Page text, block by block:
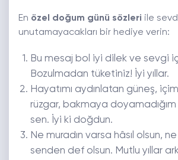
En özel doğum günü sözleri ile
unutamayacakları bir hediye verin:
Bu mesaj bol iyi dilek ve sevgi
Bozulmadan tüketiniz! İyi yıllar.
Hayatımı aydınlatan güneş,
rüzgar, bakmaya
sen. İyi ki doğdun.
Ne muradın varsa hâsıl olsun,
senden def olsun. Mutlu yıllar